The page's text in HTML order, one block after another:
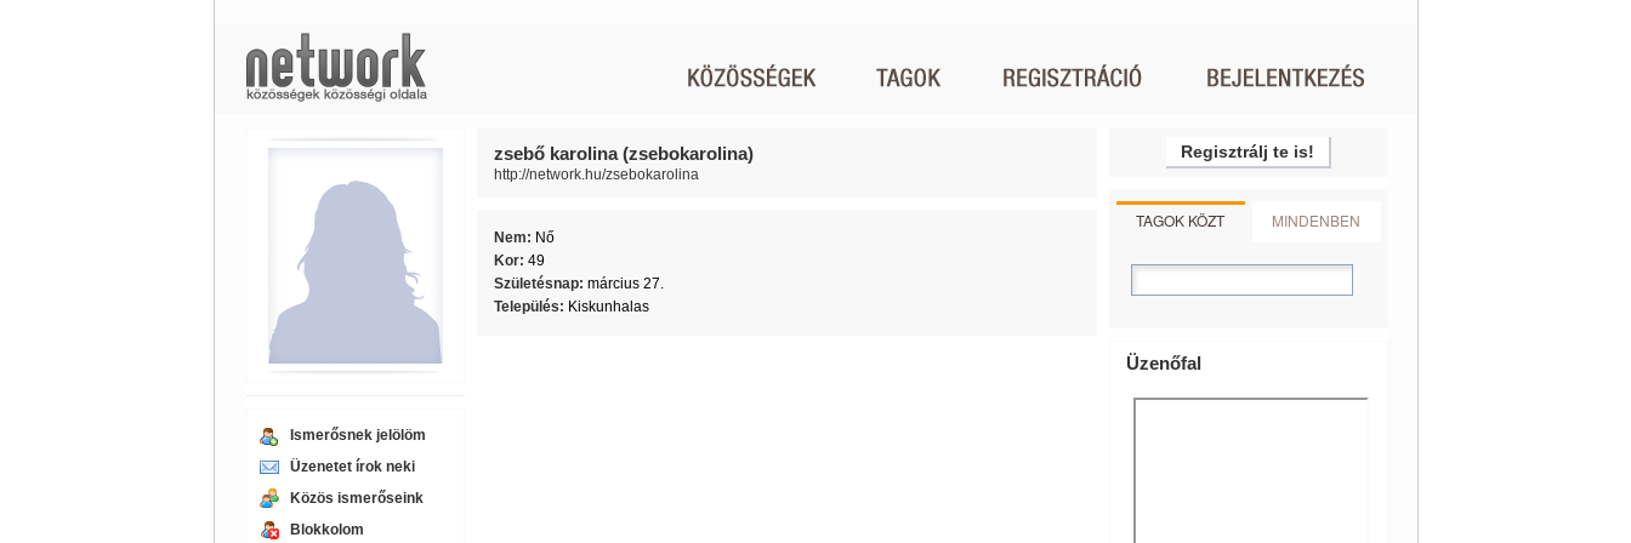
Ismerősnek jelölöm
Üzenetet írok neki
Közös ismerőseink
Blokkolom
zsebő karolina (zsebokarolina)
http://network.hu/zsebokarolina
Nem: Nő
Kor: 49
Születésnap: március 27.
Település: Kiskunhalas
Regisztrálj te is!
TAGOK KÖZT MINDENBEN
Üzenőfal